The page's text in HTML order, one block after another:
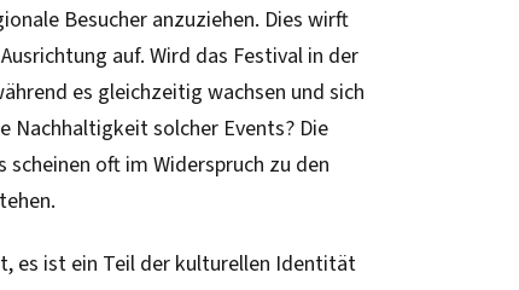
Besucher anzuziehen. Dies wirft
auf. Wird das Festival in der
es gleichzeitig wachsen und sich
Nachhaltigkeit solcher Events? Die
scheinen oft im Widerspruch zu den
es ist ein Teil der kulturellen Identität